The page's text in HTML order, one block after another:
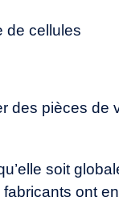
de cellules
des pièces de
soit
ont